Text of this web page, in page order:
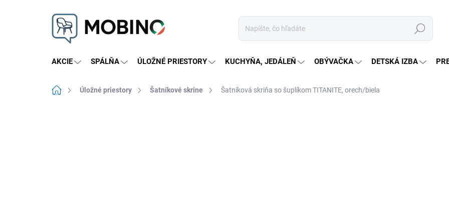
Hľadať
AKCIE SPÁLŇA ÚLOŽNÉ PRIESTORY KUCHYŇA, JEDÁLEŇ OBÝVAČKA DETSKÁ IZBA
DomovÚložné priestory Šatníkové skrine Šatníková skriňa so šuplíkom TITANITE, orech/biela